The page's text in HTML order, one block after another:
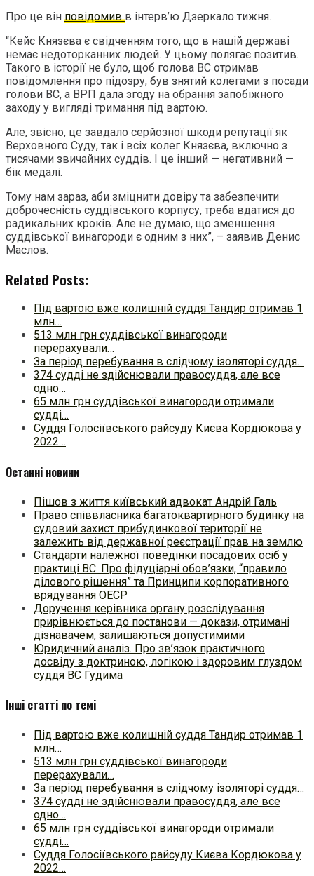
Про це він повідомивв інтерв’ю Дзеркало тижня.
“Кейс Князєва є свідченням того, що в нашій державі
немає недоторканних людей. У цьому полягає позитив.
Такого в історії не було, щоб голова ВС отримав
повідомлення про підозру, був знятий колегами з посади
голови ВС, а ВРП дала згоду на обрання запобіжного
заходу у вигляді тримання під вартою.
Але, звісно, це завдало серйозної шкоди репутації як
Верховного Суду, так і всіх колег Князєва, включно з
тисячами звичайних суддів. І це інший — негативний —
бік медалі.
Тому нам зараз, аби зміцнити довіру та забезпечити
доброчесність суддівського корпусу, треба вдатися до
радикальних кроків. Але не думаю, що зменшення
суддівської винагороди є одним з них”, – заявив Денис
Маслов.
Related Posts:
Під вартою вже колишній суддя Тандир отримав 1
млн…
513 млн грн суддівської винагороди
перерахували…
За період перебування в слідчому ізоляторі суддя…
374 судді не здійснювали правосуддя, але все
одно…
65 млн грн суддівської винагороди отримали
судді…
Суддя Голосіївського райсуду Києва Кордюкова у
2022…
Останні новини
Пішов з життя київський адвокат Андрій Галь
Право співвласника багатоквартирного будинку на
судовий захист прибудинкової території не
залежить від державної реєстрації прав на землю
Стандарти належної поведінки посадових осіб у
практиці ВC. Про фідуціарні обов’язки, “правило
ділового рішення” та Принципи корпоративного
врядування ОЕСР
Доручення керівника органу розслідування
прирівнюється до постанови — докази, отримані
дізнавачем, залишаються допустимими
Юридичний аналіз. Про зв’язок практичного
досвіду з доктриною, логікою і здоровим глуздом
суддя ВС Гудима
Інші статті по темі
Під вартою вже колишній суддя Тандир отримав 1
млн…
513 млн грн суддівської винагороди
перерахували…
За період перебування в слідчому ізоляторі суддя…
374 судді не здійснювали правосуддя, але все
одно…
65 млн грн суддівської винагороди отримали
судді…
Суддя Голосіївського райсуду Києва Кордюкова у
2022…